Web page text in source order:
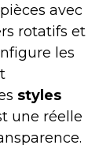
avec
rotatifs et
les
styles
une réelle